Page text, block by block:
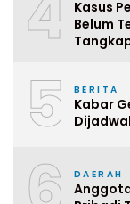
Kasus
Belum
5 BERITA
Kabar
DAERAH